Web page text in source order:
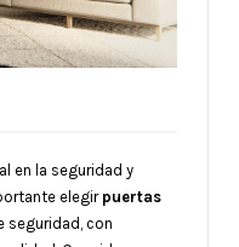
en la seguridad y
elegir puertas
seguridad, con